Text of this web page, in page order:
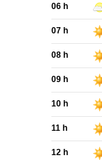
06 h
07 h
08 h
09 h
10 h
11 h
12 h